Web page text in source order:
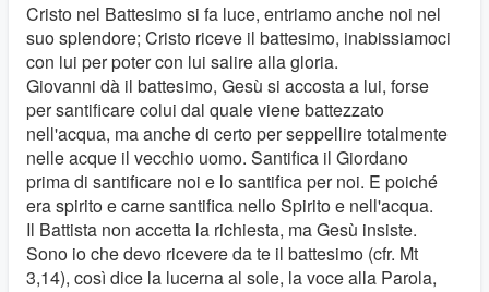
Cristo nel Battesimo si fa luce, entriamo anche noi nel
suo splendore; Cristo riceve il battesimo, inabissiamoci
con lui per poter con lui salire alla gloria.
Giovanni dà il battesimo, Gesù si accosta a lui, forse
per santificare colui dal quale viene battezzato
nell'acqua, ma anche di certo per seppellire totalmente
nelle acque il vecchio uomo. Santifica il Giordano
prima di santificare noi e lo santifica per noi. E poiché
era spirito e carne santifica nello Spirito e nell'acqua.
Il Battista non accetta la richiesta, ma Gesù insiste.
Sono io che devo ricevere da te il battesimo (cfr. Mt
3,14), così dice la lucerna al sole, la voce alla Parola,